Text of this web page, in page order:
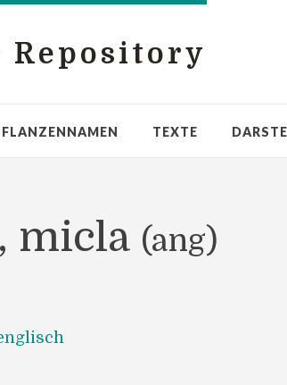
Repository
TEXTE
micla (ang)